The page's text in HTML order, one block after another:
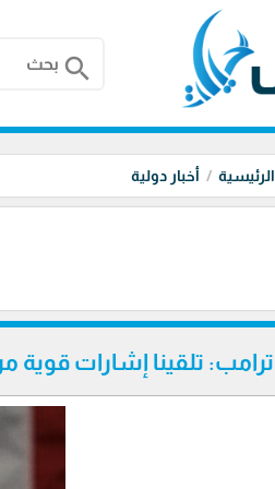
search
الرئيسية أخبار دولية
ترامب: تلقينا إشارات قوية